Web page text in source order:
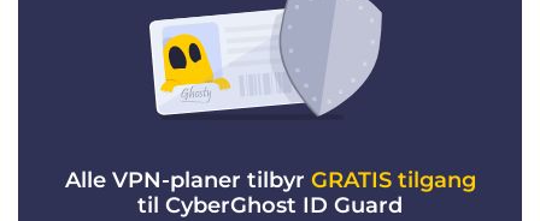
Alle VPN-planer tilbyr GRATIS tilgang
til CyberGhost ID Guard